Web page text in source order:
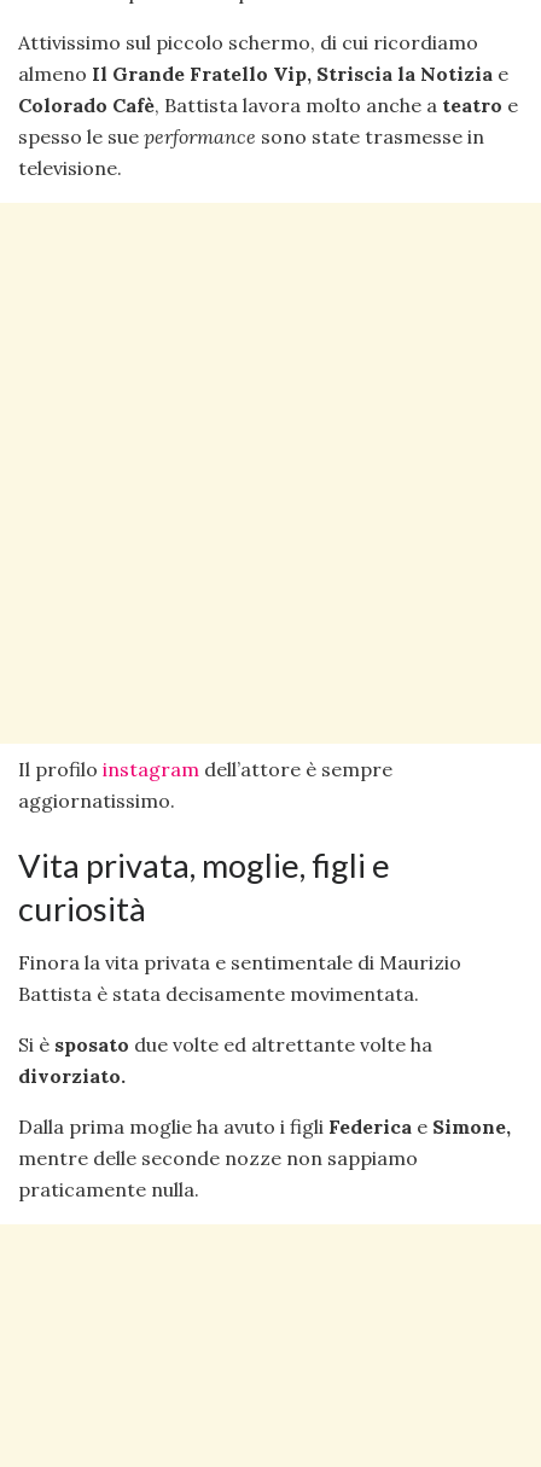
Attivissimo sul piccolo schermo, di cui ricordiamo
almeno Il Grande Fratello Vip, Striscia la Notizia e
Colorado Cafè, Battista lavora molto anche a teatro e
spesso le sue performance sono state trasmesse in
televisione.
Il profilo instagram dell’attore è sempre
aggiornatissimo.
Vita privata, moglie, figli e
curiosità
Finora la vita privata e sentimentale di Maurizio
Battista è stata decisamente movimentata.
Si è sposato due volte ed altrettante volte ha
divorziato.
Dalla prima moglie ha avuto i figli Federica e Simone,
mentre delle seconde nozze non sappiamo
praticamente nulla.